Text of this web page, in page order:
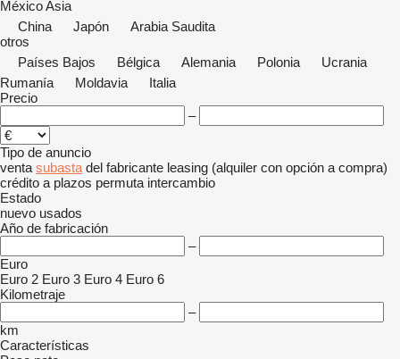
MéxicoAsia
China
Japón
Arabia Saudita
otros
Países Bajos
Bélgica Alemania Polonia
Ucrania
Rumanía
Moldavia
Italia
Precio
–
Tipo de anuncio
venta subasta del fabricante leasing (alquiler con opción a compra)
crédito a plazos permuta intercambio
Estado
nuevo usados
Año de fabricación
–
Euro
Euro 2 Euro 3 Euro 4 Euro 6
Kilometraje
–
km
Características